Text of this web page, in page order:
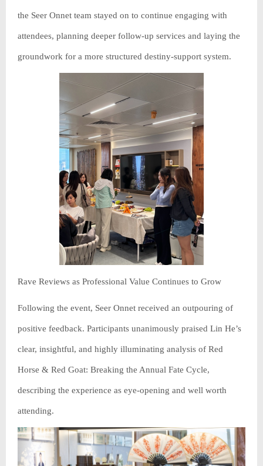
the Seer Onnet team stayed on to continue engaging with
attendees, planning deeper follow-up services and laying the
groundwork for a more structured destiny-support system.
Rave Reviews as Professional Value Continues to Grow
Following the event, Seer Onnet received an outpouring of
positive feedback. Participants unanimously praised Lin He’s
clear, insightful, and highly illuminating analysis of Red
Horse & Red Goat: Breaking the Annual Fate Cycle,
describing the experience as eye-opening and well worth
attending.